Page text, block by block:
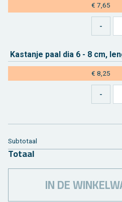
€ 7,65
Kas­tan­je paal dia 6 - 8 cm,
€ 8,25
Sub­to­taal
To­taal
IN DE